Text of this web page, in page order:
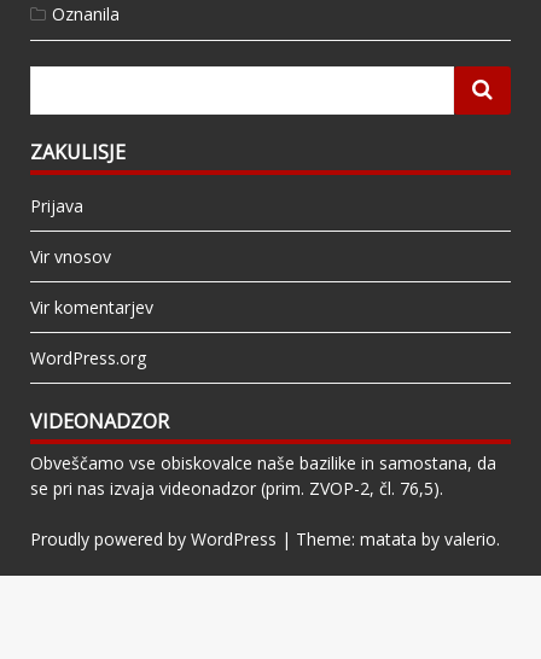
Oznanila
ZAKULISJE
Prijava
Vir vnosov
Vir komentarjev
WordPress.org
VIDEONADZOR
Obveščamo vse obiskovalce naše bazilike in samostana, da
se pri nas izvaja videonadzor (prim. ZVOP-2, čl. 76,5).
Proudly powered by WordPress | Theme: matata by valerio.